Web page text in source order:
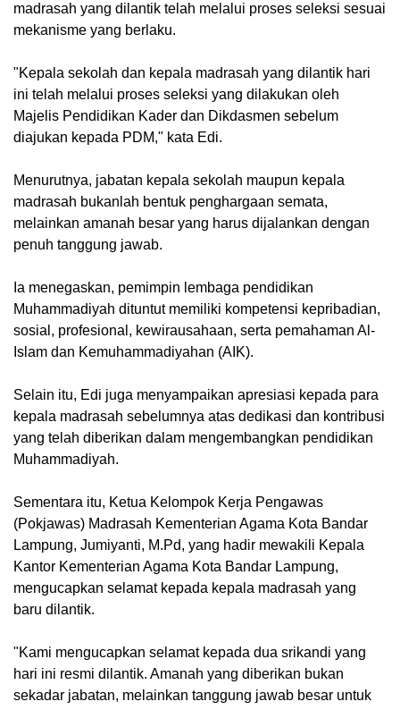
madrasah yang dilantik telah melalui proses seleksi sesuai
mekanisme yang berlaku.
"Kepala sekolah dan kepala madrasah yang dilantik hari
ini telah melalui proses seleksi yang dilakukan oleh
Majelis Pendidikan Kader dan Dikdasmen sebelum
diajukan kepada PDM," kata Edi.
Menurutnya, jabatan kepala sekolah maupun kepala
madrasah bukanlah bentuk penghargaan semata,
melainkan amanah besar yang harus dijalankan dengan
penuh tanggung jawab.
Ia menegaskan, pemimpin lembaga pendidikan
Muhammadiyah dituntut memiliki kompetensi kepribadian,
sosial, profesional, kewirausahaan, serta pemahaman Al-
Islam dan Kemuhammadiyahan (AIK).
Selain itu, Edi juga menyampaikan apresiasi kepada para
kepala madrasah sebelumnya atas dedikasi dan kontribusi
yang telah diberikan dalam mengembangkan pendidikan
Muhammadiyah.
Sementara itu, Ketua Kelompok Kerja Pengawas
(Pokjawas) Madrasah Kementerian Agama Kota Bandar
Lampung, Jumiyanti, M.Pd, yang hadir mewakili Kepala
Kantor Kementerian Agama Kota Bandar Lampung,
mengucapkan selamat kepada kepala madrasah yang
baru dilantik.
"Kami mengucapkan selamat kepada dua srikandi yang
hari ini resmi dilantik. Amanah yang diberikan bukan
sekadar jabatan, melainkan tanggung jawab besar untuk